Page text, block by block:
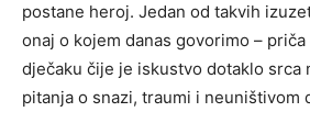
postane heroj. Jedan od takvih
onaj o kojem danas govorimo –
dječaku čije je iskustvo dotaklo srca
pitanja o snazi, traumi i neuništivom